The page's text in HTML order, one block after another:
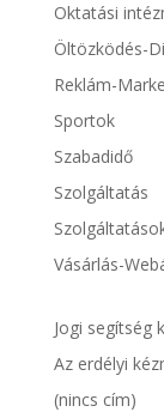
Oktatási
Öltözködés-
Reklám-
Sportok
Szabadidő
Szolgáltatás
Vásárlás-
Jogi segítség
Az erdélyi
(nincs cím)